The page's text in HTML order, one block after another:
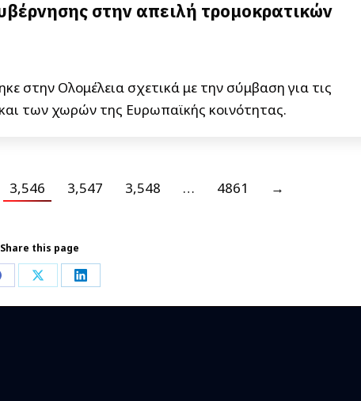
στην απειλή τρομοκρατικών
στην Ολομέλεια σχετικά με την σύμβαση για τις
των χωρών της Ευρωπαϊκής κοινότητας.
3,546 3,547 3,548 … 4861 →
Share this page
Share
on
Share
on